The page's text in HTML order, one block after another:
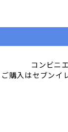
コンビニ
ご購入はセブンイ